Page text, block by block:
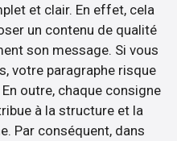
et clair. En effet, cela
un contenu de qualité
son message. Si vous
votre paragraphe risque
outre, chaque consigne
à la structure et la
Par conséquent, dans